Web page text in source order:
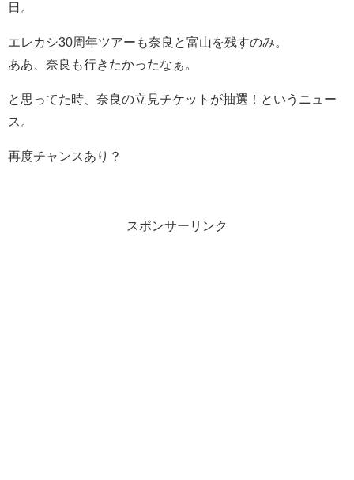
日。
エレカシ30周年ツアーも奈良と富山を残すのみ。
ああ、奈良も行きたかったなぁ。
と思ってた時、奈良の立見チケットが抽選！というニュー
ス。
再度チャンスあり？
スポンサーリンク